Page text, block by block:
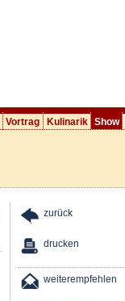
Vortrag Kulinarik Show
zurück
drucken
weiterempfehlen